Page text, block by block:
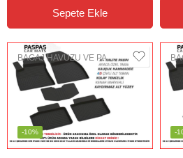
Sepete Ekle
BAGAJ HAVUZU VE PASPAS
-10% -